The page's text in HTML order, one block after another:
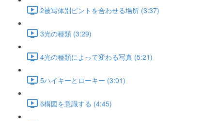
2被写体別ピントを合わせる場所 (3:37)
3光の種類 (3:29)
4光の種類によって変わる写真 (5:21)
5ハイキーとローキー (3:01)
6構図を意識する (4:45)